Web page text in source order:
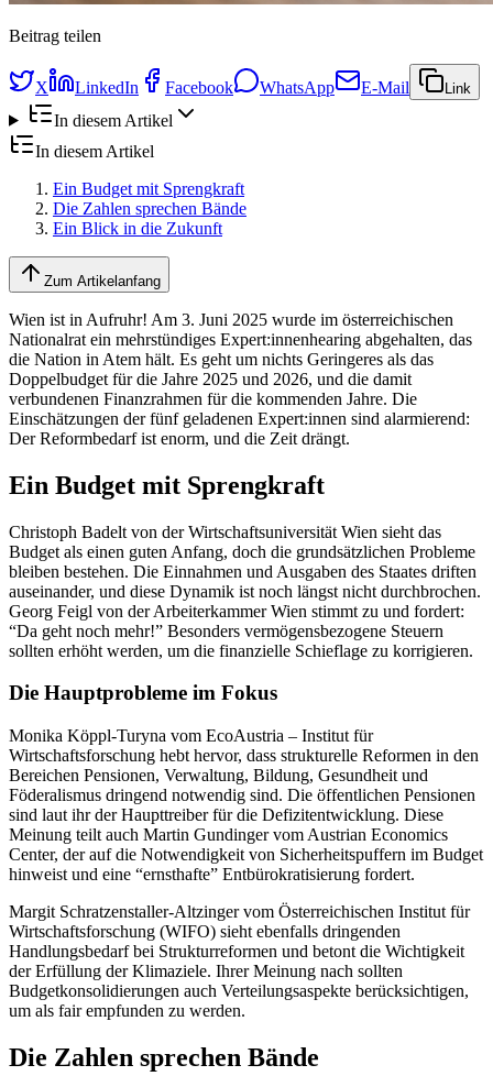
Beitrag teilen
X LinkedIn Facebook WhatsApp E-Mail Link
In diesem Artikel
In diesem Artikel
Ein Budget mit Sprengkraft
Die Zahlen sprechen Bände
Ein Blick in die Zukunft
Zum Artikelanfang
Wien ist in Aufruhr! Am 3. Juni 2025 wurde im österreichischen
Nationalrat ein mehrstündiges Expert:innenhearing abgehalten, das
die Nation in Atem hält. Es geht um nichts Geringeres als das
Doppelbudget für die Jahre 2025 und 2026, und die damit
verbundenen Finanzrahmen für die kommenden Jahre. Die
Einschätzungen der fünf geladenen Expert:innen sind alarmierend:
Der Reformbedarf ist enorm, und die Zeit drängt.
Ein Budget mit Sprengkraft
Christoph Badelt von der Wirtschaftsuniversität Wien sieht das
Budget als einen guten Anfang, doch die grundsätzlichen Probleme
bleiben bestehen. Die Einnahmen und Ausgaben des Staates driften
auseinander, und diese Dynamik ist noch längst nicht durchbrochen.
Georg Feigl von der Arbeiterkammer Wien stimmt zu und fordert:
“Da geht noch mehr!” Besonders vermögensbezogene Steuern
sollten erhöht werden, um die finanzielle Schieflage zu korrigieren.
Die Hauptprobleme im Fokus
Monika Köppl-Turyna vom EcoAustria – Institut für
Wirtschaftsforschung hebt hervor, dass strukturelle Reformen in den
Bereichen Pensionen, Verwaltung, Bildung, Gesundheit und
Föderalismus dringend notwendig sind. Die öffentlichen Pensionen
sind laut ihr der Haupttreiber für die Defizitentwicklung. Diese
Meinung teilt auch Martin Gundinger vom Austrian Economics
Center, der auf die Notwendigkeit von Sicherheitspuffern im Budget
hinweist und eine “ernsthafte” Entbürokratisierung fordert.
Margit Schratzenstaller-Altzinger vom Österreichischen Institut für
Wirtschaftsforschung (WIFO) sieht ebenfalls dringenden
Handlungsbedarf bei Strukturreformen und betont die Wichtigkeit
der Erfüllung der Klimaziele. Ihrer Meinung nach sollten
Budgetkonsolidierungen auch Verteilungsaspekte berücksichtigen,
um als fair empfunden zu werden.
Die Zahlen sprechen Bände